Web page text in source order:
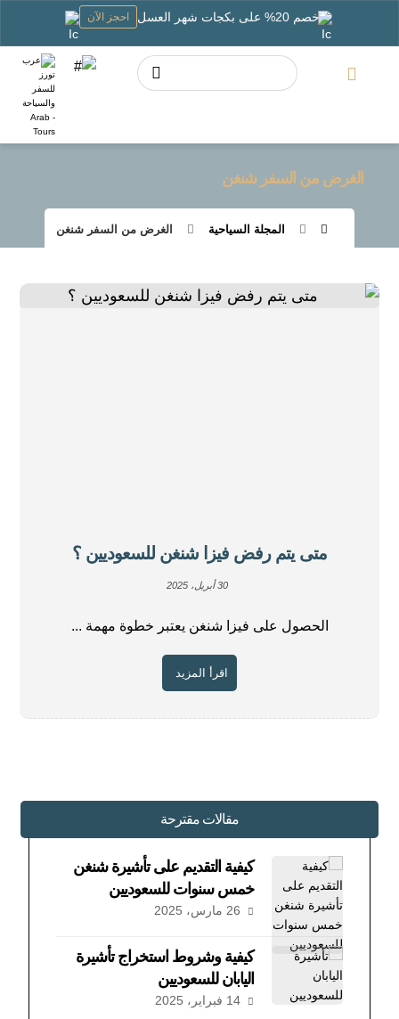
خصم 20% على بكجات شهر العسل احجز الآن
الغرض من السفر شنغن
المجلة السياحية الغرض من السفر شنغن
متى يتم رفض فيزا شنغن للسعوديين ؟
30 أبريل، 2025
الحصول على فيزا شنغن يعتبر خطوة مهمة ...
اقرأ المزيد
مقالات مقترحة
كيفية التقديم على تأشيرة شنغن
خمس سنوات للسعوديين
26 مارس، 2025
كيفية وشروط استخراج تأشيرة
اليابان للسعوديين
14 فبراير، 2025